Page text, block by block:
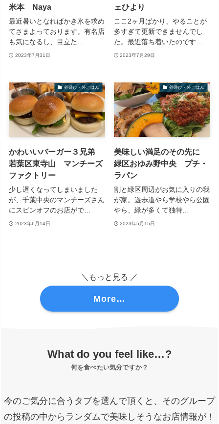
米本 Naya
最近暑いとなればかき氷を求め
てさまよっております。有名店
も気になるし、目立た…
2023年7月31日
ェひより
ここ2ヶ月ばかり、やることが
多すぎて更新できませんでし
た。最近落ち着いたのです…
2023年7月29日
外遊び・外ごはん
かわいいバーガー３兄弟
若葉区東寺山 マンチーズ
ファクトリー
少し遅くなってしまいました
が、千葉中央のマンチーズさん
にスピンオフのお店がで…
2023年6月14日
外遊び・外ごはん
美味しい満足のその先に
緑区おゆみ野中央 プチ・
ラパン
割と緑区周辺がお気に入りの我
が家。遊歩道やら学校やら公園
やら、緑が多くて独特…
2023年5月15日
＼もっと見る ／
More…
What do you feel like…?
何を食べたい気分ですか？
今のご気分に合うタブを選んで頂くと、そのグループ
の投稿の中からランダムで美味しそうなお店情報が！